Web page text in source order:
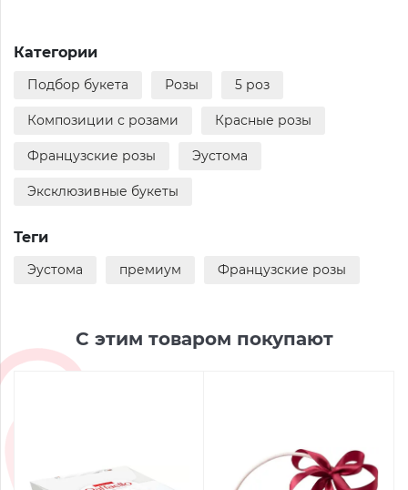
Категории
Подбор букета Розы 5 роз
Композиции с розами Красные розы
Французские розы Эустома
Эксклюзивные букеты
Теги
Эустома премиум Французские розы
С этим товаром покупают